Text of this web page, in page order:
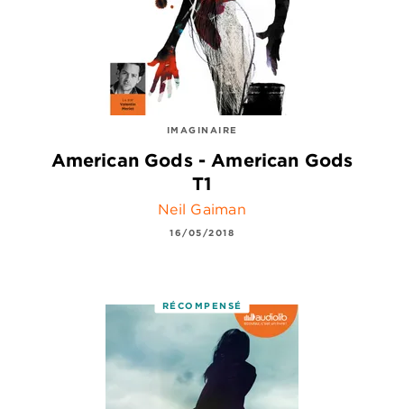
IMAGINAIRE
American Gods - American Gods
T1
Neil Gaiman
16/05/2018
RÉCOMPENSÉ